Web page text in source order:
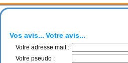
Vos avis... Votre avis...
Votre adresse mail :
Votre pseudo :